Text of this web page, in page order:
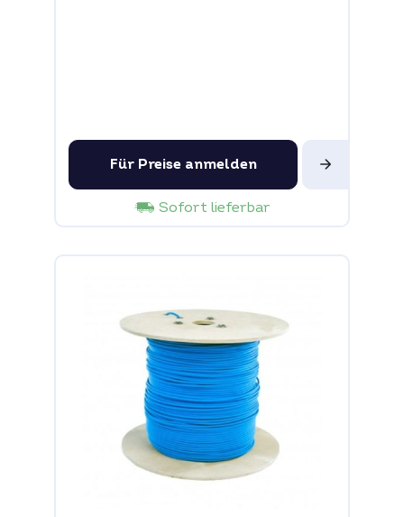
Für Preise anmelden
Sofort lieferbar